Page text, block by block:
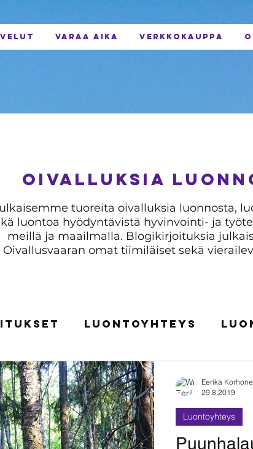
VARAA AIKA VERKKOKAUPPA
tuoreita oivalluksia luonnosta,
luontoa hyödyntävistä hyvinvointi- ja
meillä ja maailmalla. Blogikirjoituksia
Oivallusvaaran omat tiimiläiset sekä
OIvalluKSIA
Luontoyhteys
Metsävastaanotto
Kätköissä metsien
Luontoyhteys
Eerika
29.8.2019